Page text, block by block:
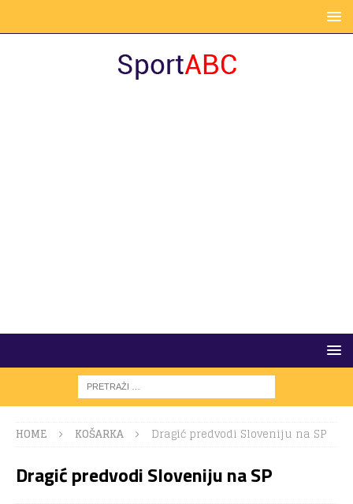
HOME KOŠARKA Dragić predvodi Sloveniju na SP
Dragić predvodi Sloveniju na SP